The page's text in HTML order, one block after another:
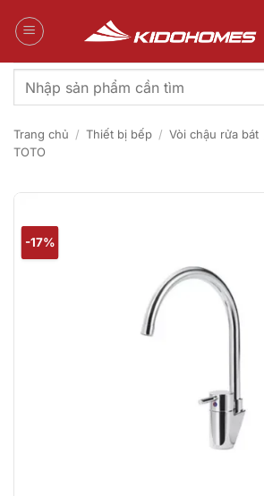
qua
Tìm
kiếm:
Trang chủ / Thiết bị bếp / Vòi chậu rửa bát
TOTO
-17%